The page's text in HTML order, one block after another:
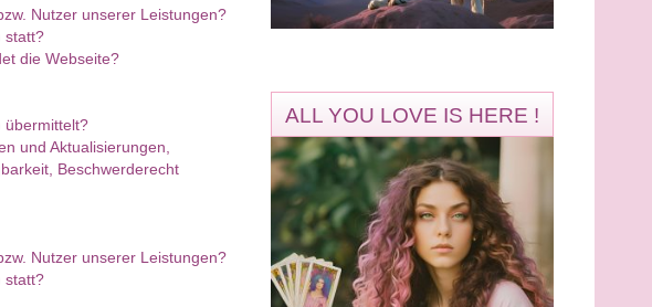
Marcela
Nutzer unserer Leistungen?
statt?
die Webseite?
übermittelt?
und Aktualisierungen,
Beschwerderecht
Nutzer unserer Leistungen?
statt?
ALL YOU LOVE IS HERE !